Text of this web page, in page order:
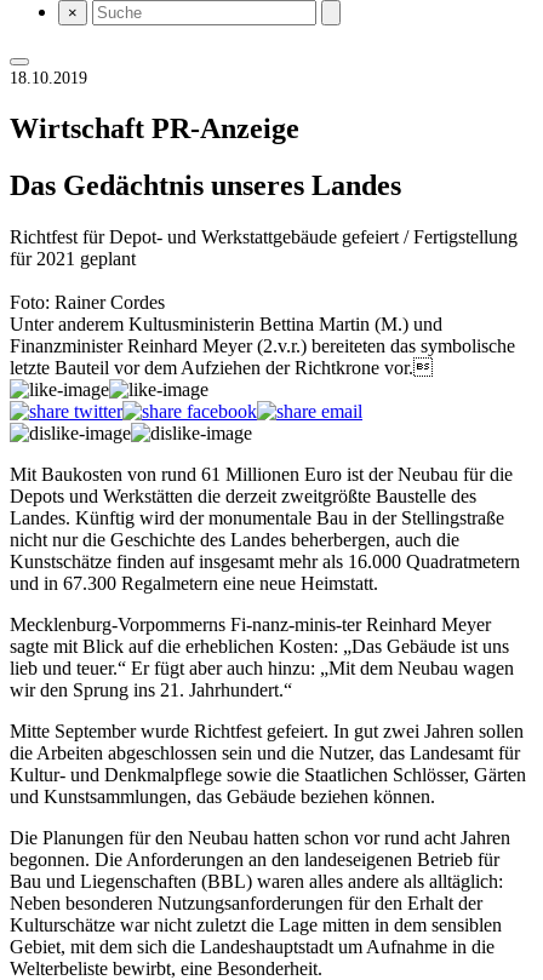
×
18.10.2019
Wirtschaft PR-Anzeige
Das Gedächtnis unseres Landes
Richtfest für Depot- und Werkstattgebäude gefeiert / Fertigstellung
für 2021 geplant
Foto: Rainer Cordes
Unter anderem Kultusministerin Bettina Martin (M.) und
Finanzminister Reinhard Meyer (2.v.r.) bereiteten das symbolische
letzte Bauteil vor dem Aufziehen der Richtkrone vor.
Mit Baukosten von rund 61 Millionen Euro ist der Neubau für die
Depots und Werkstätten die derzeit zweitgrößte Baustelle des
Landes. Künftig wird der monumentale Bau in der Stellingstraße
nicht nur die Geschichte des Landes beherbergen, auch die
Kunstschätze finden auf insgesamt mehr als 16.000 Quadratmetern
und in 67.300 Regalmetern eine neue Heimstatt.
Mecklenburg-Vorpommerns Fi-nanz-minis-ter Reinhard Meyer
sagte mit Blick auf die erheblichen Kosten: „Das Gebäude ist uns
lieb und teuer.“ Er fügt aber auch hinzu: „Mit dem Neubau wagen
wir den Sprung ins 21. Jahrhundert.“
Mitte September wurde Richtfest gefeiert. In gut zwei Jahren sollen
die Arbeiten abgeschlossen sein und die Nutzer, das Landesamt für
Kultur- und Denkmalpflege sowie die Staatlichen Schlösser, Gärten
und Kunstsammlungen, das Gebäude beziehen können.
Die Planungen für den Neubau hatten schon vor rund acht Jahren
begonnen. Die Anforderungen an den landeseigenen Betrieb für
Bau und Liegenschaften (BBL) waren alles andere als alltäglich:
Neben besonderen Nutzungsanforderungen für den Erhalt der
Kulturschätze war nicht zuletzt die Lage mitten in dem sensiblen
Gebiet, mit dem sich die Landeshauptstadt um Aufnahme in die
Welterbeliste bewirbt, eine Besonderheit.